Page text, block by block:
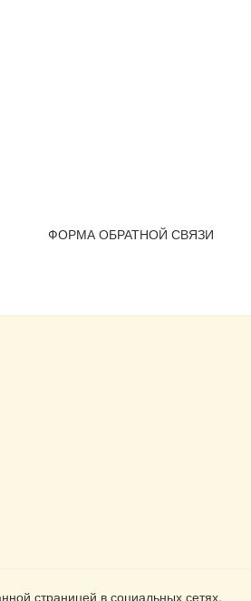
ФОРМА ОБРАТНОЙ СВЯЗИ
страницей в социальных сетях.